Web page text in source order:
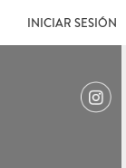
INICIAR SESIÓN